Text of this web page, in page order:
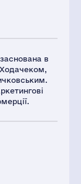
в